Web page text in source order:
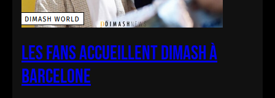
Les fans accueillent Dimash à
Barcelone